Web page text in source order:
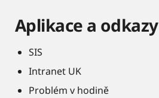
Aplikace a odkazy
SIS
Intranet UK
Problém v hodině